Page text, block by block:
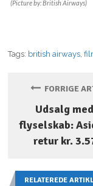
(Picture by: British Airways)
Tags: british airways ,
FORRIGE
Udsalg
flyselskab:
retur kr.
RELATEREDE